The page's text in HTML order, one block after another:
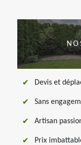
Devis et
Sans
Artisan
Prix